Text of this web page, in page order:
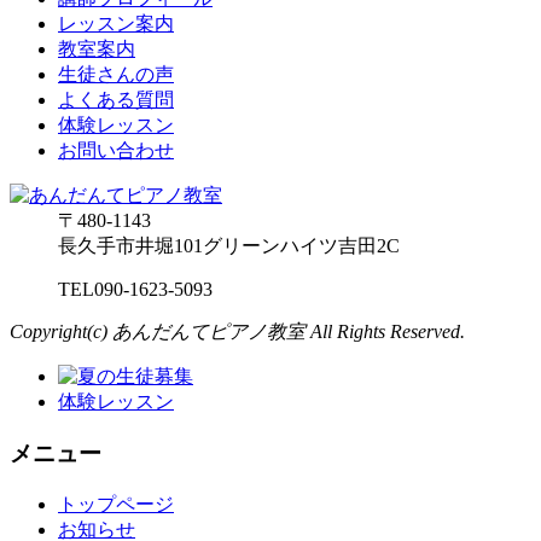
レッスン案内
教室案内
生徒さんの声
よくある質問
体験レッスン
お問い合わせ
〒480-1143
長久手市井堀101グリーンハイツ吉田2C
TEL090-1623-5093
Copyright(c) あんだんてピアノ教室 All Rights Reserved.
体験レッスン
メニュー
トップページ
お知らせ